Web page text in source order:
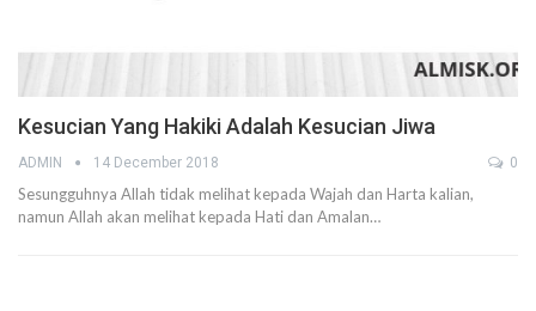
Kesucian Yang Hakiki Adalah Kesucian Jiwa
ADMIN 14 December 2018 0
Sesungguhnya Allah tidak melihat kepada Wajah dan Harta kalian,
namun Allah akan melihat kepada Hati dan Amalan…